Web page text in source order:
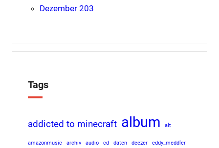
Dezember 203
Tags
addicted to minecraft album alt
amazonmusic archiv audio cd daten deezer eddy_meddler